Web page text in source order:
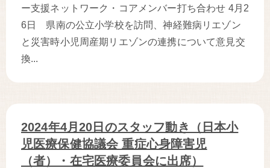
ー支援ネットワーク・コアメンバー打ち合わせ 4月2
6日 県南の公立小学校を訪問、神経難病リエゾン
と災害時小児周産期リエゾンの連携について意見交
換...
2024年4月20日のスタッフ動き（日本小
児医療保健協議会 重症心身障害児
（者）・在宅医療委員会に出席）